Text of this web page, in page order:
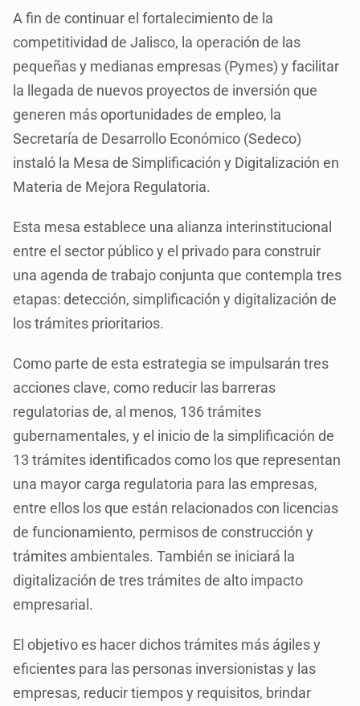
A fin de continuar el fortalecimiento de la
competitividad de Jalisco, la operación de las
pequeñas y medianas empresas (Pymes) y facilitar
la llegada de nuevos proyectos de inversión que
generen más oportunidades de empleo, la
Secretaría de Desarrollo Económico (Sedeco)
instaló la Mesa de Simplificación y Digitalización en
Materia de Mejora Regulatoria.
Esta mesa establece una alianza interinstitucional
entre el sector público y el privado para construir
una agenda de trabajo conjunta que contempla tres
etapas: detección, simplificación y digitalización de
los trámites prioritarios.
Como parte de esta estrategia se impulsarán tres
acciones clave, como reducir las barreras
regulatorias de, al menos, 136 trámites
gubernamentales, y el inicio de la simplificación de
13 trámites identificados como los que representan
una mayor carga regulatoria para las empresas,
entre ellos los que están relacionados con licencias
de funcionamiento, permisos de construcción y
trámites ambientales. También se iniciará la
digitalización de tres trámites de alto impacto
empresarial.
El objetivo es hacer dichos trámites más ágiles y
eficientes para las personas inversionistas y las
empresas, reducir tiempos y requisitos, brindar